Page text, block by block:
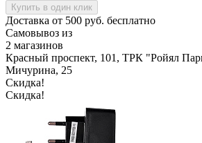
Купить в один клик
Доставка от 500 руб. бесплатно
Самовывоз из
2 магазинов
Красный проспект, 101, ТРК "Ройял
Мичурина, 25
Скидка!
Скидка!